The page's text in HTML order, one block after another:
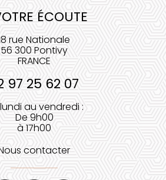
ÉCOUTE
rue Nationale
56 300 Pontivy
FRANCE
97 25 62 07
au vendredi :
De 9h00
à 17h00
contacter